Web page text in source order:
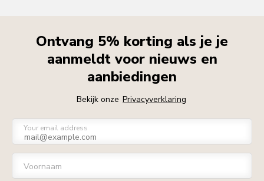
Ontvang 5% korting als je je
aanmeldt voor nieuws en
aanbiedingen
Bekijk onze Privacyverklaring
Your email address
Voornaam